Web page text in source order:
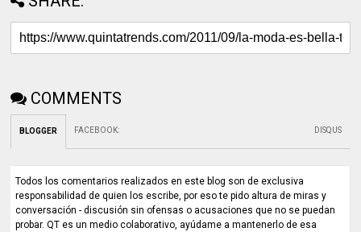
COMMENTS
BLOGGER FACEBOOK: DISQUS
Todos los comentarios realizados en este blog son de exclusiva
responsabilidad de quien los escribe, por eso te pido altura de miras y
conversación - discusión sin ofensas o acusaciones que no se puedan
probar. QT es un medio colaborativo, ayúdame a mantenerlo de esa